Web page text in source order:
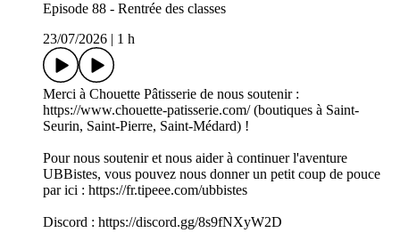
Episode 88 - Rentrée des classes
23/07/2026
1 h
Merci à Chouette Pâtisserie de nous soutenir :
https://www.chouette-patisserie.com/ (boutiques à Saint-
Seurin, Saint-Pierre, Saint-Médard) !
Pour nous soutenir et nous aider à continuer l'aventure
UBBistes, vous pouvez nous donner un petit coup de pouce
par ici : https://fr.tipeee.com/ubbistes
Discord : https://discord.gg/8s9fNXyW2D